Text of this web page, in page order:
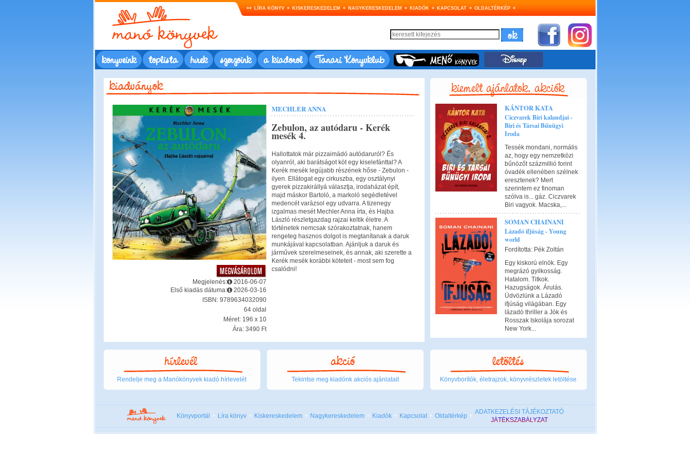
LÍRA KÖNYV KISKERESKEDELEM NAGYKERESKEDELEM KIADÓK KAPCSOLAT OLDALTÉRKÉP
könyveink toplista hírek szerzőink a kiadóról Tanári Könyvklub
Megjelenés:
2016-06-07
Első kiadás dátuma:
2026-03-16
ISBN: 9789634032090
64 oldal
Méret: 196 x 10
Ára: 3490 Ft
MECHLER ANNA
Zebulon, az autódaru - Kerék
mesék 4.
Hallottatok már pizzaimádó autódaruról? És
olyanról, aki barátságot köt egy kiselefánttal? A
Kerék mesék legújabb részének hőse - Zebulon -
ilyen. Ellátogat egy cirkuszba, egy osztálynyi
gyerek pizzakirállyá választja, irodaházat épít,
majd máskor Bartoló, a markoló segédletével
medencét varázsol egy udvarra. A tizenegy
izgalmas mesét Mechler Anna írta, és Hajba
László részletgazdag rajzai keltik életre. A
történetek nemcsak szórakoztatnak, hanem
rengeteg hasznos dolgot is megtanítanak a daruk
munkájával kapcsolatban. Ajánljuk a daruk és
járművek szerelmeseinek, és annak, aki szerette a
Kerék mesék korábbi köteteit - most sem fog
csalódni!
KÁNTOR KATA
Ciczvarek Biri kalandjai -
Biri és Társai Bűnügyi
Iroda
Tessék mondani, normális
az, hogy egy nemzetközi
bűnözőt százmillió forint
óvadék ellenében szélnek
eresztenek? Mert
szerintem ez finoman
szólva is... gáz. Ciczvarek
Biri vagyok. Macska,...
SOMAN CHAINANI
Lázadó ifjúság - Young
world
Fordította: Pék Zoltán
Egy kiskorú elnök. Egy
megrázó gyilkosság.
Hatalom. Titkok.
Hazugságok. Árulás.
Üdvözlünk a Lázadó
ifjúság világában. Egy
lázadó thriller a Jók és
Rosszak Iskolája sorozat
New York...
Rendelje meg a Manókönyvek kiadó hírlevelét Tekintse meg kiadónk akciós ajánlatait Könyvborítók, életrajzok, könyvrészletek letöltése
Könyvportál Líra könyv Kiskereskedelem Nagykereskedelem Kiadók Kapcsolat Oldaltérkép
ADATKEZELÉSI TÁJÉKOZTATÓ
JÁTÉKSZABÁLYZAT